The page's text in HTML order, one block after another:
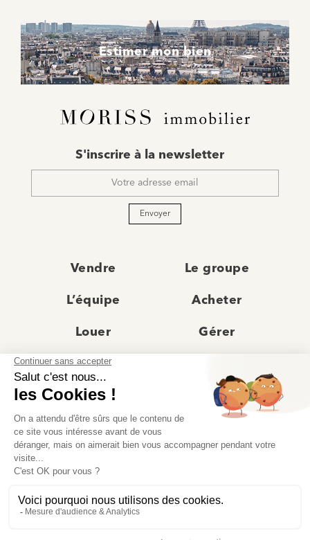
Estimer mon bien
mail
S'inscrire à la newsletter
Envoyer
Vendre Le groupe
L’équipe Acheter
Louer Gérer
Actualités
Recrutement Avis clients
Prestige
© Moriss Immobilier 2025 – Tous droits réservés –
Politique de confidentialité